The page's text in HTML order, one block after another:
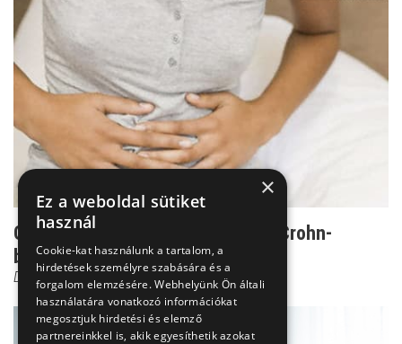
Gyötrelmes bélgyulladás - ilyen a Crohn-
betegség
Dr. Beró Mariann
×
Ez a weboldal sütiket
használ
Cookie-kat használunk a tartalom, a
hirdetések személyre szabására és a
forgalom elemzésére. Webhelyünk Ön általi
használatára vonatkozó információkat
megosztjuk hirdetési és elemző
partnereinkkel is, akik egyesíthetik azokat